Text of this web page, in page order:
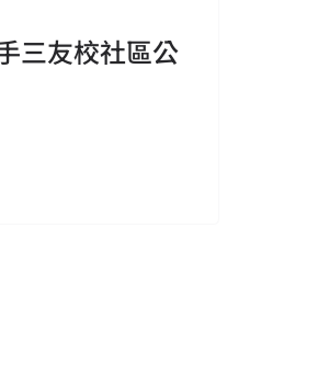
三友校社區公